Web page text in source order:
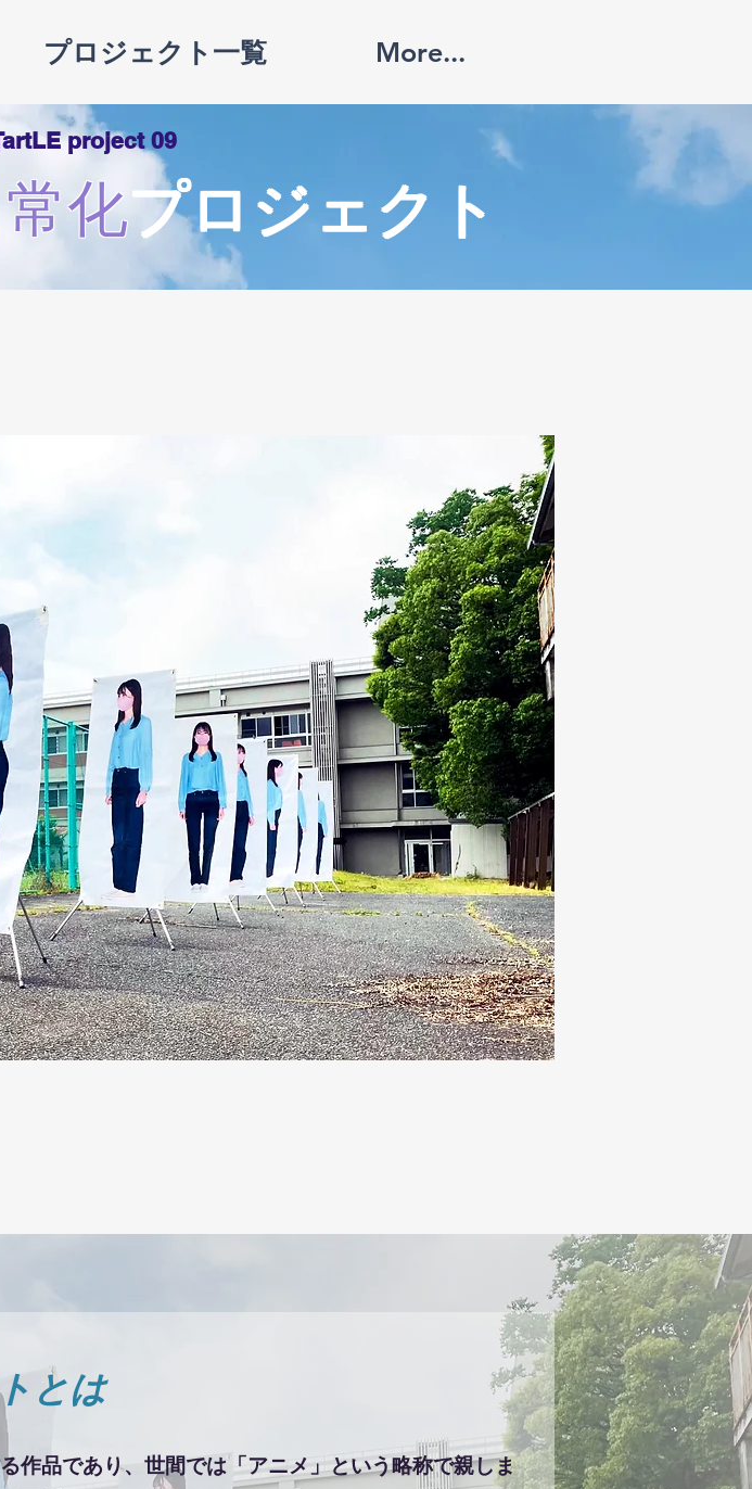
プロジェクト一覧 More...
project 09
化プロジェクト
とは
品であり、世間では「アニメ」という略称で親しま